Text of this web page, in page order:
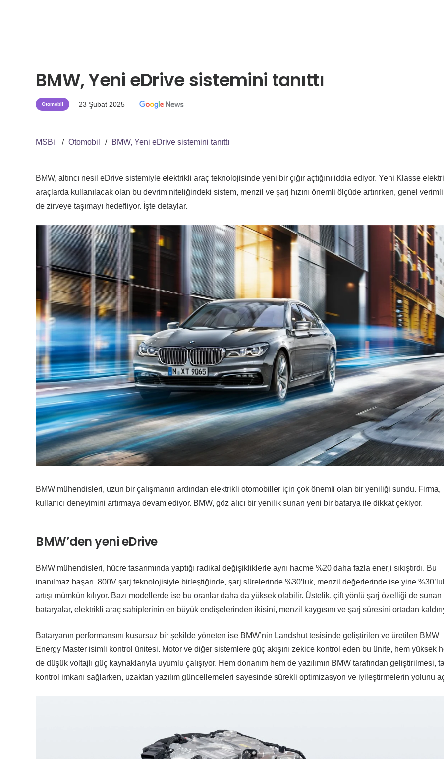
BMW, Yeni eDrive sistemini tanıttı
Otomobil 23 Şubat 2025
MSBil / Otomobil / BMW, Yeni eDrive sistemini tanıttı
BMW, altıncı nesil eDrive sistemiyle elektrikli araç teknolojisinde yeni bir çığır açtığını iddia ediyor. Yeni Klasse
araçlarda kullanılacak olan bu devrim niteliğindeki sistem, menzil ve şarj hızını önemli ölçüde artırırken, genel
de zirveye taşımayı hedefliyor. İşte detaylar.
BMW mühendisleri, uzun bir çalışmanın ardından elektrikli otomobiller için çok önemli olan bir yeniliği sundu. Firma,
kullanıcı deneyimini artırmaya devam ediyor. BMW, göz alıcı bir yenilik sunan yeni bir batarya ile dikkat çekiyor.
BMW’den yeni eDrive
BMW mühendisleri, hücre tasarımında yaptığı radikal değişikliklerle aynı hacme %20 daha fazla enerji sıkıştırdı. Bu
inanılmaz başarı, 800V şarj teknolojisiyle birleştiğinde, şarj sürelerinde %30’luk, menzil değerlerinde ise yine
artışı mümkün kılıyor. Bazı modellerde ise bu oranlar daha da yüksek olabilir. Üstelik, çift yönlü şarj özelliği de sunan
bataryalar, elektrikli araç sahiplerinin en büyük endişelerinden ikisini, menzil kaygısını ve şarj süresini ortadan
Bataryanın performansını kusursuz bir şekilde yöneten ise BMW’nin Landshut tesisinde geliştirilen ve üretilen BMW
Energy Master isimli kontrol ünitesi. Motor ve diğer sistemlere güç akışını zekice kontrol eden bu ünite, hem yüksek
de düşük voltajlı güç kaynaklarıyla uyumlu çalışıyor. Hem donanım hem de yazılımın BMW tarafından geliştirilmesi,
kontrol imkanı sağlarken, uzaktan yazılım güncellemeleri sayesinde sürekli optimizasyon ve iyileştirmelerin yolunu